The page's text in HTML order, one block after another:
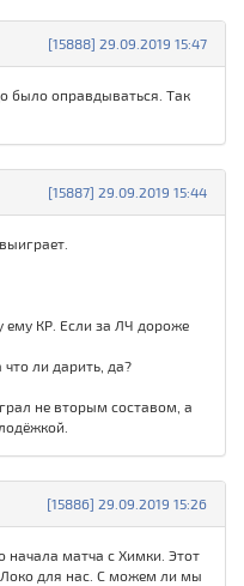
[15888] 29.09.2019 15:47
было оправдываться. Так
[15887] 29.09.2019 15:44
ему КР. Если за ЛЧ дороже
ли дарить, да?
не вторым составом, а
[15886] 29.09.2019 15:26
начала матча с Химки. Этот
Локо для нас. С можем ли мы